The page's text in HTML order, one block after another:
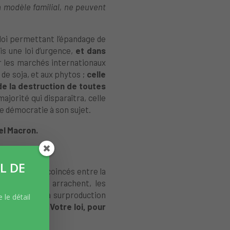
familial, ne peuvent
permettant l’épandage de
loi d’urgence, et dans
marchés internationaux
soja, et aux phytos ; celle
la destruction de toutes
qui disparaîtra, celle
démocratie à son sujet.
Macron.
qui sont coincés entre la
qui arrachent, les
de la surproduction
s’accroît.Votre loi, pour
DE
le détail